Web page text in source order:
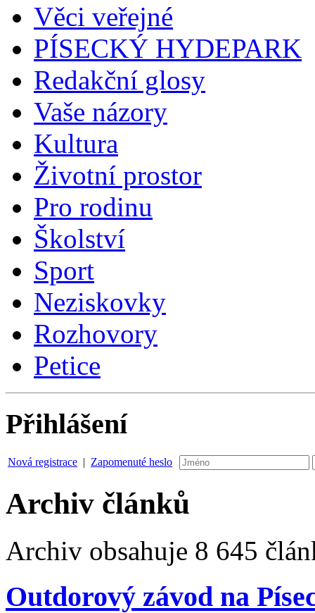
Věci veřejné
PÍSECKÝ HYDEPARK
Redakční glosy
Vaše názory
Kultura
Životní prostor
Pro rodinu
Školství
Sport
Neziskovky
Rozhovory
Petice
Přihlášení
Nová registrace | Zapomenuté heslo
Archiv článků
Archiv obsahuje 8 645
Outdorový závod na